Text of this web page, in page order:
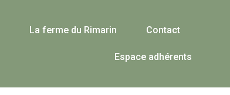
La ferme du Rimarin Contact
Espace adhérents